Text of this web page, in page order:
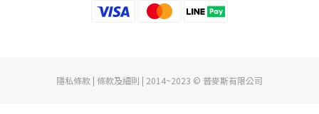
隱私條款 | 條款及細則 | 2014~2023 © 普麥斯有限公司